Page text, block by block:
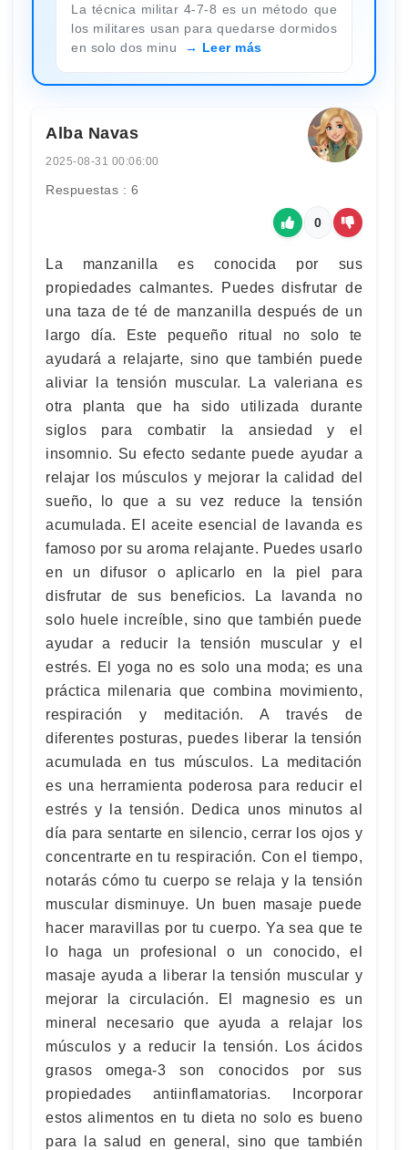
La técnica militar 4-7-8 es un método que
los militares usan para quedarse dormidos
en solo dos minu
Leer más
Alba Navas
2025-08-31 00:06:00
Respuestas : 6
0
La manzanilla es conocida por sus
propiedades calmantes. Puedes disfrutar de
una taza de té de manzanilla después de un
largo día. Este pequeño ritual no solo te
ayudará a relajarte, sino que también puede
aliviar la tensión muscular. La valeriana es
otra planta que ha sido utilizada durante
siglos para combatir la ansiedad y el
insomnio. Su efecto sedante puede ayudar a
relajar los músculos y mejorar la calidad del
sueño, lo que a su vez reduce la tensión
acumulada. El aceite esencial de lavanda es
famoso por su aroma relajante. Puedes usarlo
en un difusor o aplicarlo en la piel para
disfrutar de sus beneficios. La lavanda no
solo huele increíble, sino que también puede
ayudar a reducir la tensión muscular y el
estrés. El yoga no es solo una moda; es una
práctica milenaria que combina movimiento,
respiración y meditación. A través de
diferentes posturas, puedes liberar la tensión
acumulada en tus músculos. La meditación
es una herramienta poderosa para reducir el
estrés y la tensión. Dedica unos minutos al
día para sentarte en silencio, cerrar los ojos y
concentrarte en tu respiración. Con el tiempo,
notarás cómo tu cuerpo se relaja y la tensión
muscular disminuye. Un buen masaje puede
hacer maravillas por tu cuerpo. Ya sea que te
lo haga un profesional o un conocido, el
masaje ayuda a liberar la tensión muscular y
mejorar la circulación. El magnesio es un
mineral necesario que ayuda a relajar los
músculos y a reducir la tensión. Los ácidos
grasos omega-3 son conocidos por sus
propiedades antiinflamatorias. Incorporar
estos alimentos en tu dieta no solo es bueno
para la salud en general, sino que también